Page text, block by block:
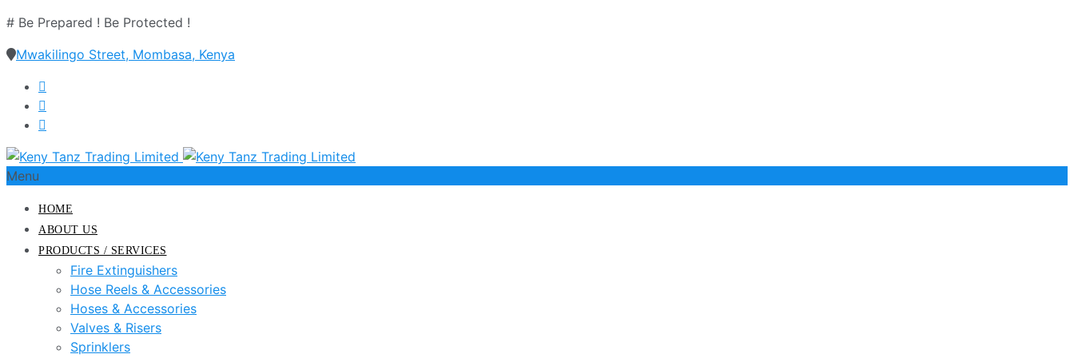
# Be Prepared ! Be Protected !
Mwakilingo Street, Mombasa, Kenya
Menu
HOME
ABOUT US
PRODUCTS / SERVICES
Fire Extinguishers
Hose Reels & Accessories
Hoses & Accessories
Valves & Risers
Sprinklers